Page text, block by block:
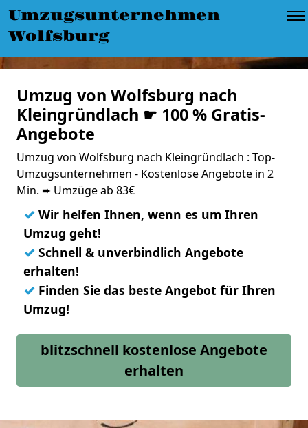
Umzugsunternehmen
Wolfsburg
Umzug von Wolfsburg nach
Kleingründlach ☛ 100 % Gratis-
Angebote
Umzug von Wolfsburg nach Kleingründlach : Top-
Umzugsunternehmen - Kostenlose Angebote in 2
Min. ➨ Umzüge ab 83€
✓ Wir helfen Ihnen, wenn es um Ihren
Umzug geht!
✓ Schnell & unverbindlich Angebote
erhalten!
✓ Finden Sie das beste Angebot für Ihren
Umzug!
blitzschnell kostenlose Angebote
erhalten